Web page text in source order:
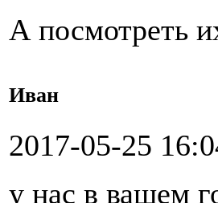
А посмотреть
Иван
2017-05-25
у нас в вашем